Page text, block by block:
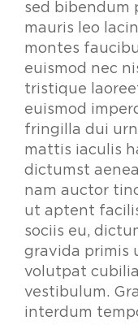
sed bibendum
mauris leo
montes
euismod nec
tristique
euismod
fringilla dui
mattis iaculis
dictumst
nam auctor
ut aptent
sociis eu,
gravida primis
volutpat
vestibulum.
interdum